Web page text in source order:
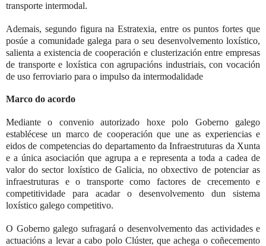
transporte intermodal.
Ademais, segundo figura na Estratexia, entre os puntos fortes que
posúe a comunidade galega para o seu desenvolvemento loxístico,
salienta a existencia de cooperación e clusterización entre empresas
de transporte e loxística con agrupacións industriais, con vocación
de uso ferroviario para o impulso da intermodalidade
Marco do acordo
Mediante o convenio autorizado hoxe polo Goberno galego
establécese un marco de cooperación que une as experiencias e
eidos de competencias do departamento da Infraestruturas da Xunta
e a única asociación que agrupa a e representa a toda a cadea de
valor do sector loxístico de Galicia, no obxectivo de potenciar as
infraestruturas e o transporte como factores de crecemento e
competitividade para acadar o desenvolvemento dun sistema
loxístico galego competitivo.
O Goberno galego sufragará o desenvolvemento das actividades e
actuacións a levar a cabo polo Clúster, que achega o coñecemento